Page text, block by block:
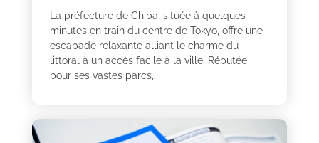
La préfecture de Chiba, située à quelques
minutes en train du centre de Tokyo, offre une
escapade relaxante alliant le charme du
littoral à un accès facile à la ville. Réputée
pour ses vastes parcs,...